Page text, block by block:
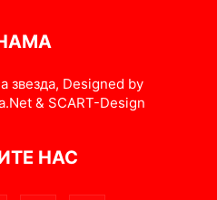
звезда, Designed by
& SCART-Design
НАС